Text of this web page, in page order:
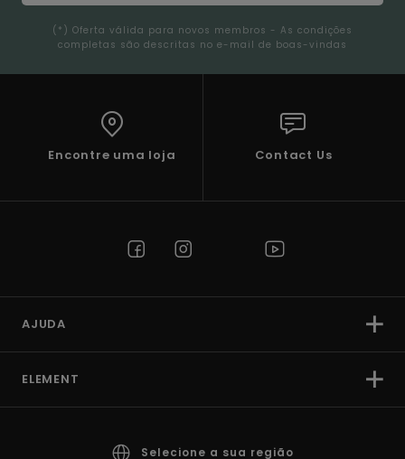
(*) Oferta válida para novos membros - As condições
completas são descritas no e-mail de boas-vindas
Encontre uma loja Contact Us
AJUDA
ELEMENT
Selecione a sua região